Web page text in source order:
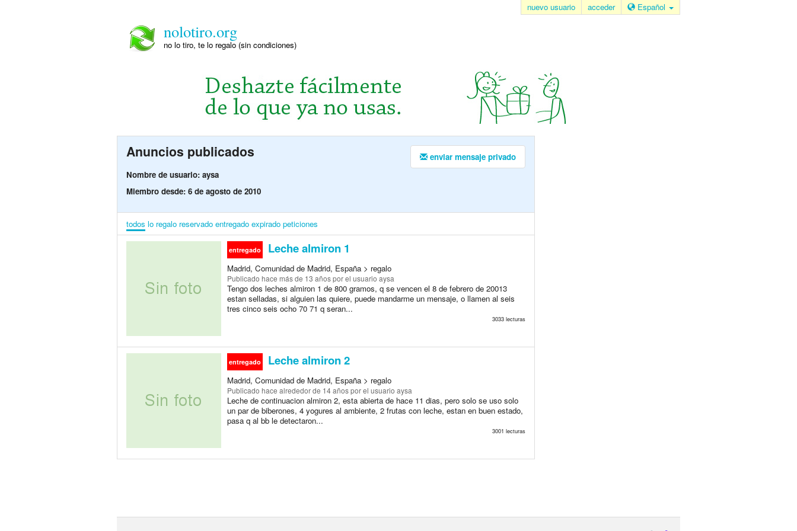
nuevo usuario acceder Español
nolotiro.org
no lo tiro, te lo regalo (sin condiciones)
enviar mensaje privado
Anuncios publicados
Nombre de usuario: aysa
Miembro desde: 6 de agosto de 2010
todos lo regalo reservado entregado expirado peticiones
entregado Leche almiron 1
Madrid, Comunidad de Madrid, España > regalo
Publicado hace más de 13 añospor el usuario aysa
Tengo dos leches almiron 1 de 800 gramos, q se vencen el 8 de febrero de 20013
estan selladas, si alguien las quiere, puede mandarme un mensaje, o llamen al seis
tres cinco seis ocho 70 71 q seran...
3033 lecturas
entregado Leche almiron 2
Madrid, Comunidad de Madrid, España > regalo
Publicado hace alrededor de 14 añospor el usuario aysa
Leche de continuacion almiron 2, esta abierta de hace 11 dias, pero solo se uso solo
un par de biberones, 4 yogures al ambiente, 2 frutas con leche, estan en buen estado,
pasa q al bb le detectaron...
3001 lecturas